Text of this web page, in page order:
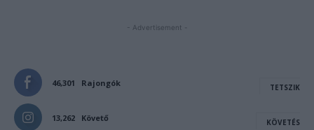
- Advertisement -
46,301 Rajongók TETSZIK
13,262 Követő KÖVETÉS